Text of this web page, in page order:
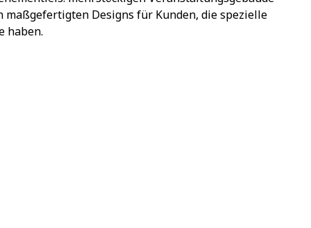
Designs für Kunden, die spezielle
haben.